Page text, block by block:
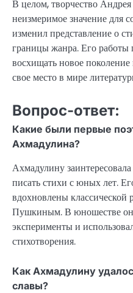
В целом, творчество
неизмеримое значение для
изменил представление о
границы жанра. Его работы
восхищать новое
свое место в мире
Вопрос-ответ:
Какие были первые
Ахмадулина?
Ахмадулину
писать стихи с юных лет.
вдохновлены классической
Пушкиным. В юношестве он
эксперименты и
стихотворения.
Как Ахмадулину
славы?